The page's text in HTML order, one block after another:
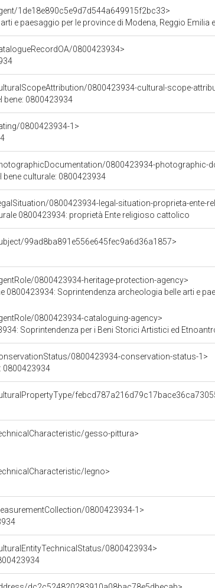
1de18e890c5e9d7d544a649915f2bc33>
e paesaggio per le province di Modena, Reggio Emilia
0800423934>
0800423934-cultural-scope-
bene: 0800423934
0800423934-1>
0800423934-photographic-
culturale: 0800423934
0800423934-legal-situation-proprieta-ente-
0800423934: proprietà Ente religioso cattolico
99ad8ba891e556e645fec9a6d36a1857>
0800423934-heritage-protection-agency>
0800423934: Soprintendenza archeologia belle arti e
0800423934-cataloguing-agency>
Soprintendenza per i Beni Storici Artistici ed
0800423934-conservation-status-1>
0800423934
gesso-pittura>
legno>
0800423934-1>
0800423934>